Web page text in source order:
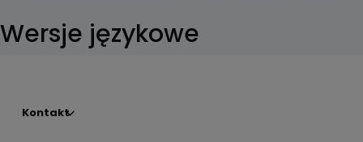
Wersje językowe
Kontakt